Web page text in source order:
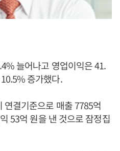
늘어나고 영업이익은 41.
증가했다.
연결기준으로 매출 7785억
53억 원을 낸 것으로 잠정집